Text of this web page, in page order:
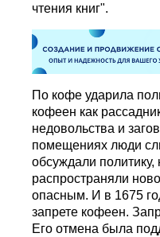
чтения книг".
По кофе ударила
кофеен как
недовольства и
помещениях люди
обсуждали
распространяли
опасным. И в 1675
запрете кофеен.
Его отмена была